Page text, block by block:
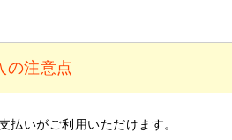
の注意点
払いがご利用いただけます。